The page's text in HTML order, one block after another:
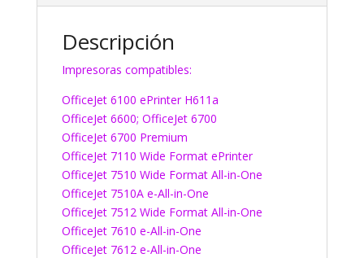
Descripción
Impresoras compatibles:
OfficeJet 6100 ePrinter H611a
OfficeJet 6600; OfficeJet 6700
OfficeJet 6700 Premium
OfficeJet 7110 Wide Format ePrinter
OfficeJet 7510 Wide Format All-in-One
OfficeJet 7510A e-All-in-One
OfficeJet 7512 Wide Format All-in-One
OfficeJet 7610 e-All-in-One
OfficeJet 7612 e-All-in-One